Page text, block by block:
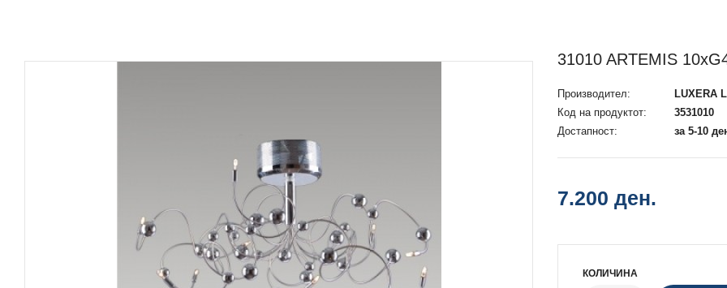
31010 ARTEMIS
Производител:
LUXERA
Код на продуктот:
3531010
Достапност:
за 5-10
7.200 ден.
КОЛИЧИНА